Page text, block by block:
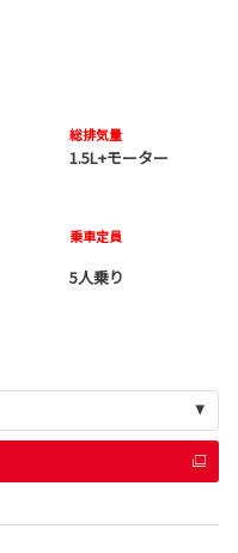
総排気量
1.5L+モーター
乗車定員
5人乗り